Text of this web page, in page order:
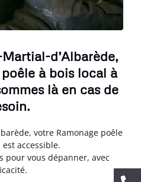
d’Albarède,
à bois local à
là en cas de
votre Ramonage poêle
accessible.
pour vous dépanner, avec